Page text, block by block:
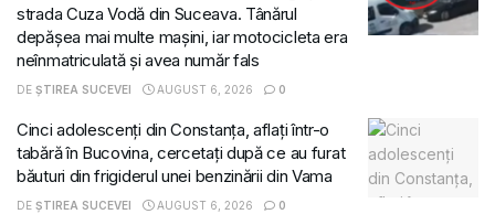
strada Cuza Vodă din Suceava. Tânărul
depășea mai multe mașini, iar motocicleta era
neînmatriculată și avea număr fals
DE ȘTIREA SUCEVEI AUGUST 6, 2026 0
Cinci adolescenți din Constanța, aflați într-o
tabără în Bucovina, cercetați după ce au furat
băuturi din frigiderul unei benzinării din Vama
DE ȘTIREA SUCEVEI AUGUST 6, 2026 0